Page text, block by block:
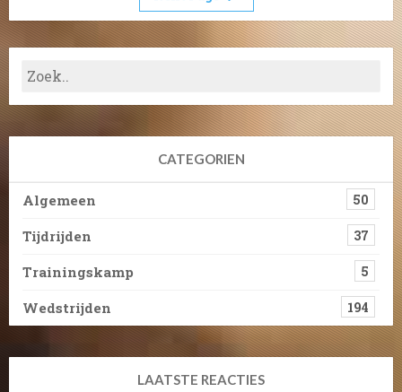
CATEGORIEN
Algemeen 50
Tijdrijden 37
Trainingskamp 5
Wedstrijden 194
LAATSTE REACTIES